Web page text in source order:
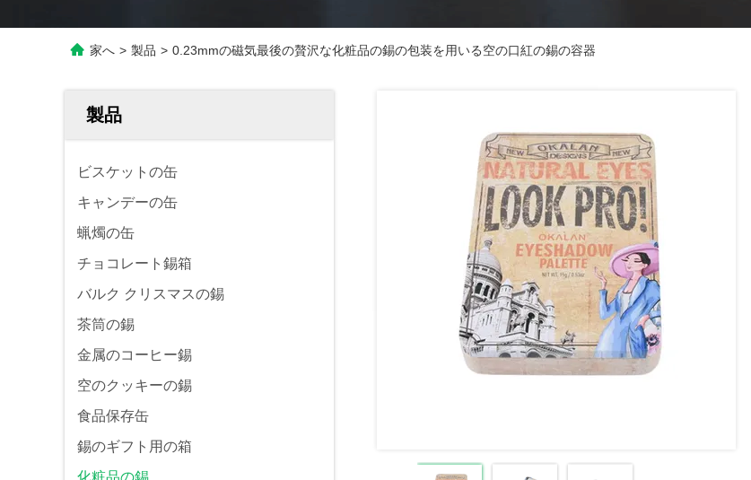
家へ > 製品 > 0.23mmの磁気最後の贅沢な化粧品の錫の包装を用いる空の口紅の錫の容器
製品
ビスケットの缶
キャンデーの缶
蝋燭の缶
チョコレート錫箱
バルク クリスマスの錫
茶筒の錫
金属のコーヒー錫
空のクッキーの錫
食品保存缶
錫のギフト用の箱
化粧品の錫